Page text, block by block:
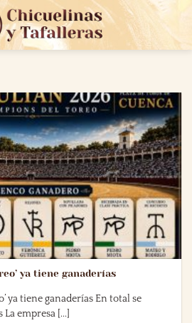
ya tiene ganaderías
ya tiene ganaderías En total se
empresa [...]